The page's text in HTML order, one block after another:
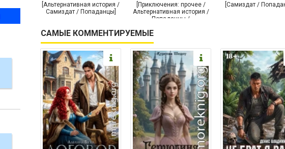
[Альтернативная история /
Самиздат / Попаданцы]
[Приключения: прочее /
Альтернативная история /
Попаданцы /
приключения]
[Самиздат /
САМЫЕ КОММЕНТИРУЕМЫЕ